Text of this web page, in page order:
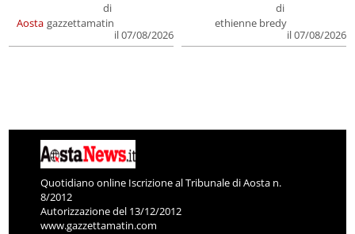
Aosta
di
gazzettamatin
il 07/08/2026
di
ethienne bredy
il 07/08/2026
Quotidiano online Iscrizione al Tribunale di Aosta n.
8/2012
Autorizzazione del 13/12/2012
www.gazzettamatin.com